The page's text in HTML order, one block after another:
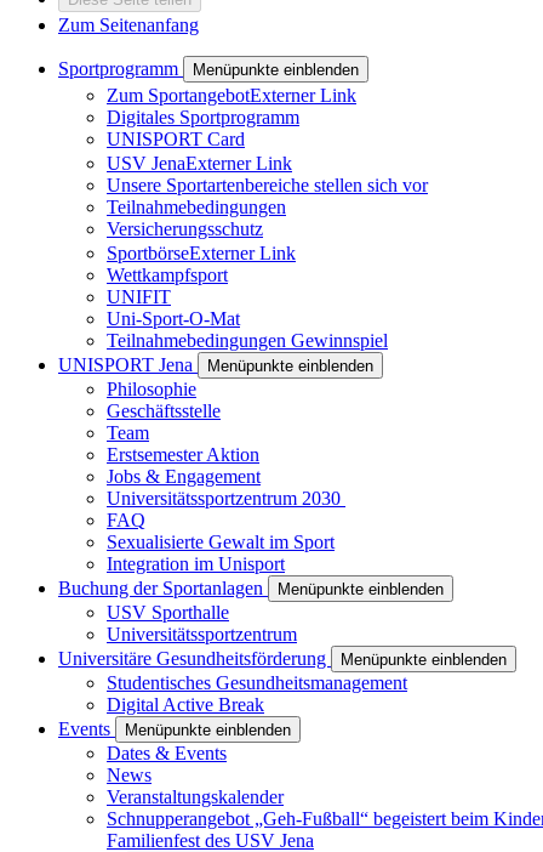
Zum Seitenanfang
Sportprogramm Menüpunkte einblenden
Zum SportangebotExterner Link
Digitales Sportprogramm
UNISPORT Card
USV JenaExterner Link
Unsere Sportartenbereiche stellen sich vor
Teilnahmebedingungen
Versicherungsschutz
SportbörseExterner Link
Wettkampfsport
UNIFIT
Uni-Sport-O-Mat
Teilnahmebedingungen Gewinnspiel
UNISPORT Jena
Menüpunkte einblenden
Philosophie
Geschäftsstelle
Team
Erstsemester Aktion
Jobs & Engagement
Universitätssportzentrum 2030
FAQ
Sexualisierte Gewalt im Sport
Integration im Unisport
Buchung der Sportanlagen
Menüpunkte einblenden
USV Sporthalle
Universitätssportzentrum
Universitäre Gesundheitsförderung
Menüpunkte einblenden
Studentisches Gesundheitsmanagement
Digital Active Break
Events
Menüpunkte einblenden
Dates & Events
News
Veranstaltungskalender
Schnupperangebot „Geh-Fußball“ begeistert beim
Familienfest des USV Jena